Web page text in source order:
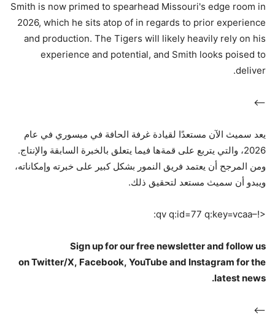
Smith is now primed to spearhead Missouri's edge room in
2026, which he sits atop of in regards to prior experience
and production. The Tigers will likely heavily rely on his
experience and potential, and Smith looks poised to
deliver.
–>
يعد سميث الآن مستعدًا لقيادة غرفة الحافة في ميسوري في عام
2026، والتي يتربع على قمةها فيما يتعلق بالخبرة السابقة والإنتاج.
ومن المرجح أن يعتمد فريق النمور بشكل كبير على خبرته وإمكاناته،
ويبدو أن سميث مستعد لتحقيق ذلك.
<!–qv q:id=77 q:key=vcaa:
Sign up for our freenewsletterand follow us
onTwitter/X, Facebook, YouTubeand Instagram for the
latest news.
–>